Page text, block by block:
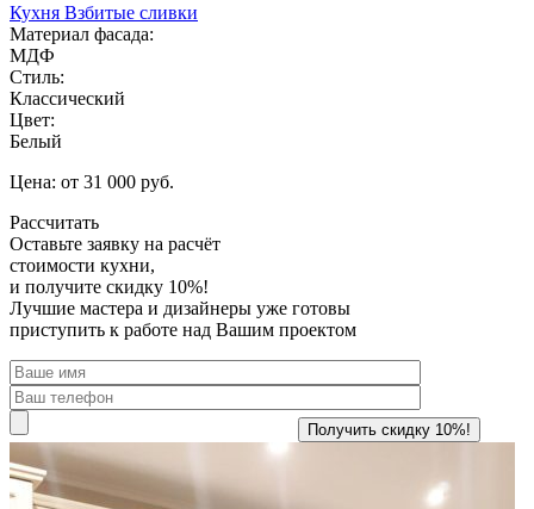
Кухня Взбитые сливки
Материал фасада:
МДФ
Стиль:
Классический
Цвет:
Белый
Цена: от 31 000 руб.
Рассчитать
Оставьте заявку на расчёт
стоимости кухни,
и получите скидку 10%!
Лучшие мастера и дизайнеры уже готовы
приступить к работе над Вашим проектом